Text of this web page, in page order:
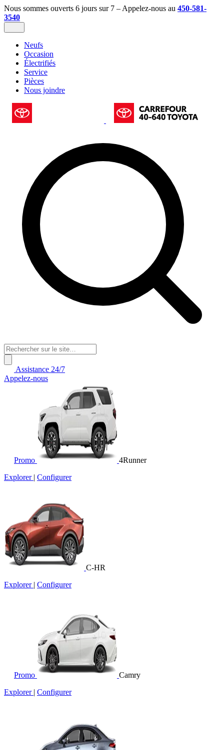
Nous sommes ouverts 6 jours sur 7 – Appelez-nous au 450-581-
3540
Neufs
Occasion
Électrifiés
Service
Pièces
Nous joindre
Assistance 24/7
Appelez-nous
Promo
4Runner
Explorer | Configurer
C-HR
Explorer | Configurer
Promo
Camry
Explorer | Configurer